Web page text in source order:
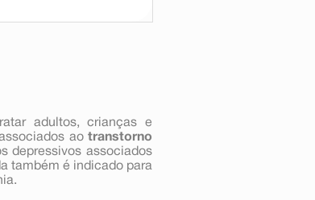
adultos, crianças e
aotranstorno
depressivos associados
também é indicado para